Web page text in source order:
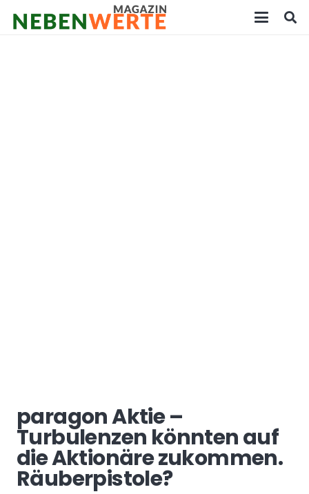
paragon Aktie –
Turbulenzen könnten auf
die Aktionäre zukommen.
Räuberpistole?